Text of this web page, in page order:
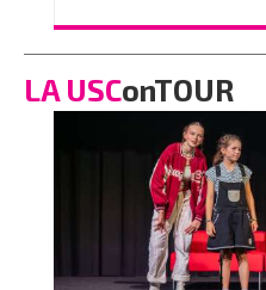
o scrì na e-mail a
info@vinaholz.com
LA USConTOUR